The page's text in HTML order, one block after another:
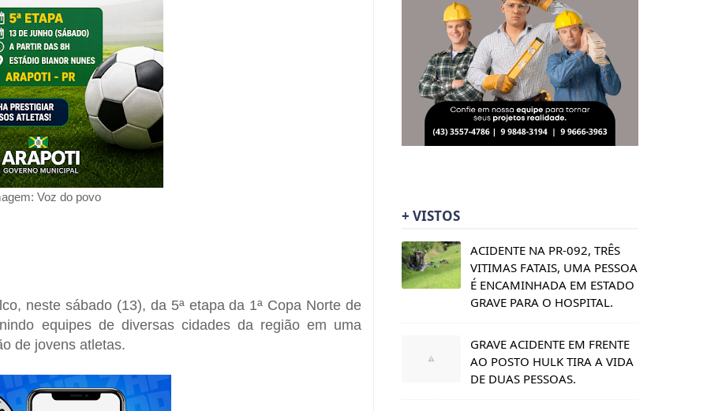
Voz do povo
neste sábado (13), da 5ª etapa da 1ª Copa Norte de
equipes de diversas cidades da região em uma
de jovens atletas.
+ VISTOS
ACIDENTE NA PR-092, TRÊS
VITIMAS FATAIS, UMA PESSOA
É ENCAMINHADA EM ESTADO
GRAVE PARA O HOSPITAL.
GRAVE ACIDENTE EM FRENTE
AO POSTO HULK TIRA A VIDA
DE DUAS PESSOAS.